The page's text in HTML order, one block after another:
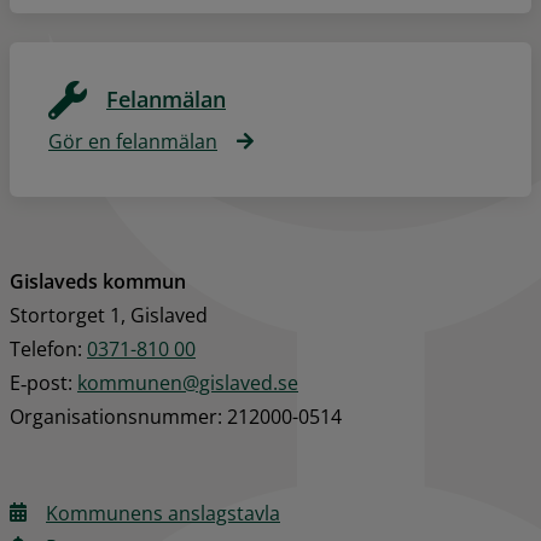
Felanmälan
Gör en felanmälan
Gislaveds kommun
Stortorget 1, Gislaved
Telefon: 0371-810 00
E‑post: kommunen@gislaved.se
Organisationsnummer: 212000-0514
Kommunens anslagstavla